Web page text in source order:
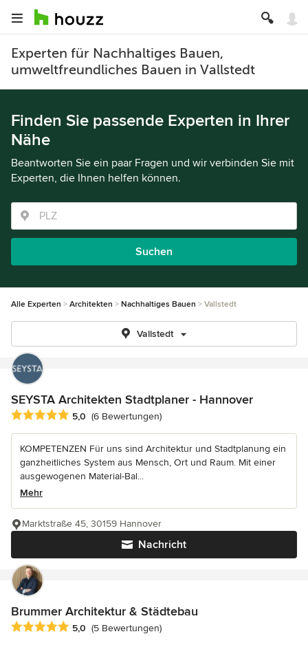
Experten für Nachhaltiges Bauen,
umweltfreundliches Bauen in Vallstedt
Finden Sie passende Experten in Ihrer
Nähe
Beantworten Sie ein paar Fragen und wir verbinden Sie mit
Experten, die Ihnen helfen können.
Suchen
Alle Experten Architekten Nachhaltiges Bauen Vallstedt
Vallstedt
SEYSTA Architekten Stadtplaner - Hannover
Durchschnittliche Bewertung: 5 von 5 Sternen
5,0 (6 Bewertungen)
KOMPETENZEN Für uns sind Architektur und Stadtplanung ein
ganzheitliches System aus Mensch, Ort und Raum. Mit einer
ausgewogenen Material-Bal...
Mehr
Nachricht
Marktstraße 45, 30159 Hannover
Brummer Architektur & Städtebau
Durchschnittliche Bewertung: 5 von 5 Sternen
5,0 (5 Bewertungen)